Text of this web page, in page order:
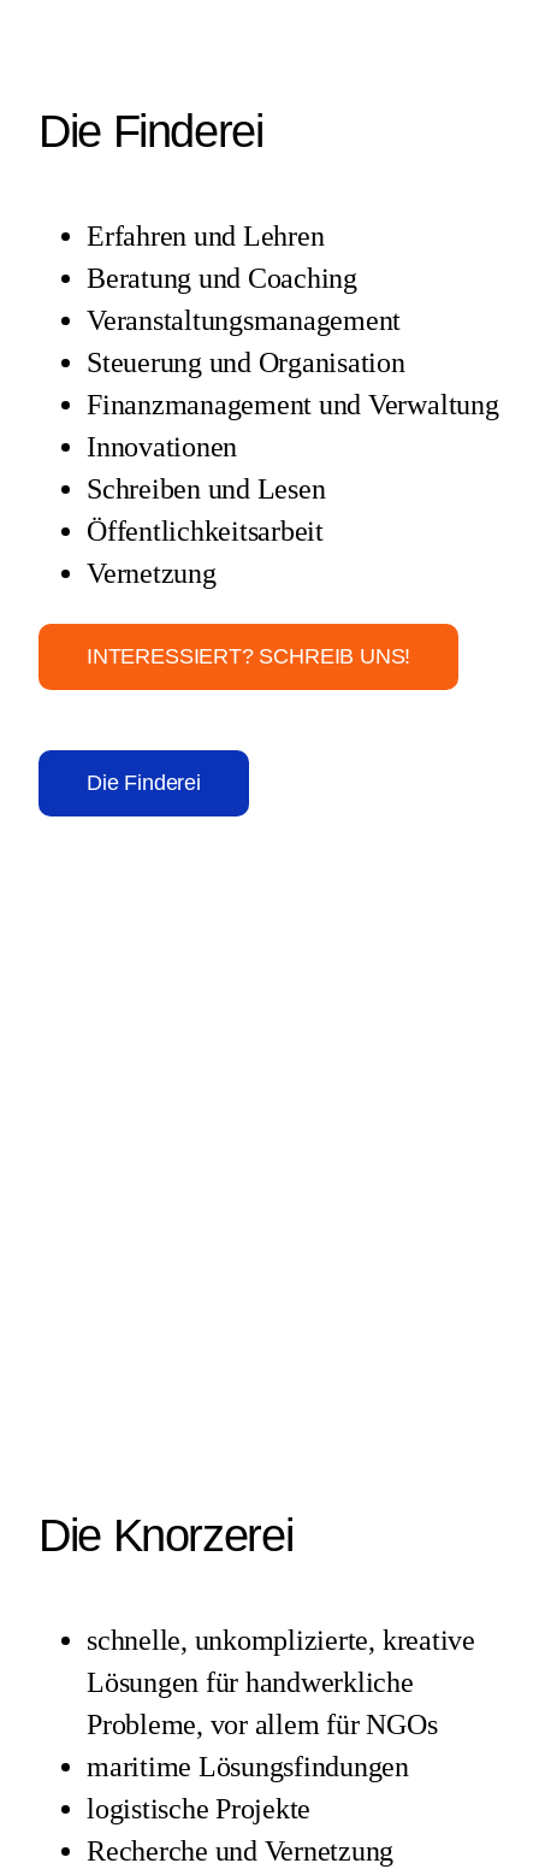
Die Finderei
Erfahren und Lehren
Beratung und Coaching
Veranstaltungsmanagement
Steuerung und Organisation
Finanzmanagement und Verwaltung
Innovationen
Schreiben und Lesen
Öffentlichkeitsarbeit
Vernetzung
INTERESSIERT? SCHREIB UNS!
Die Finderei
Die Knorzerei
schnelle, unkomplizierte, kreative
Lösungen für handwerkliche
Probleme, vor allem für NGOs
maritime Lösungsfindungen
logistische Projekte
Recherche und Vernetzung